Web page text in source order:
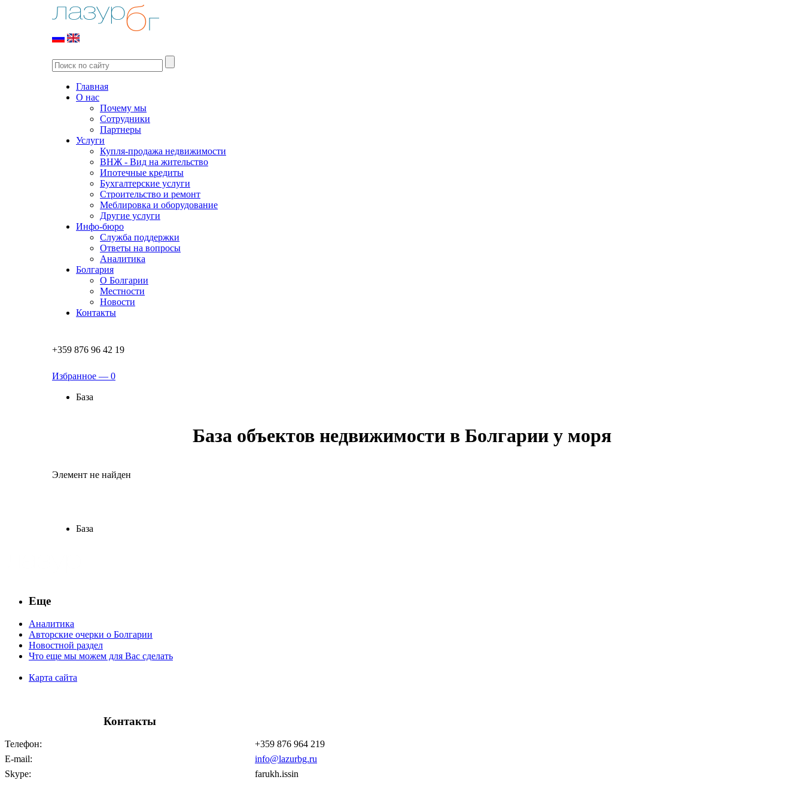
Главная
О нас
Почему мы
Сотрудники
Партнеры
Услуги
Купля-продажа недвижимости
ВНЖ - Вид на жительство
Ипотечные кредиты
Бухгалтерские услуги
Строительство и ремонт
Меблировка и оборудование
Другие услуги
Инфо-бюро
Служба поддержки
Ответы на вопросы
Аналитика
Болгария
О Болгарии
Местности
Новости
Контакты
+359 876 96 42 19
Избранное — 0
База
База объектов недвижимости в Болгарии у моря
Элемент не найден
База
Еще
Аналитика
Авторские очерки о Болгарии
Новостной раздел
Что еще мы можем для Вас сделать
Карта сайта
Контакты
Телефон:
+359 876 964 219
E-mail:
info@lazurbg.ru
Skype:
farukh.issin